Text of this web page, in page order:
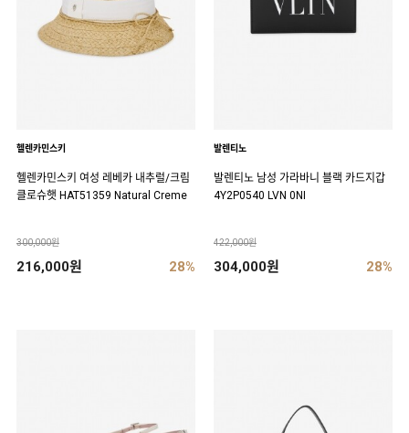
헬렌카민스키
헬렌카민스키 여성 레베카 내추럴/크림
클로슈햇 HAT51359 Natural Creme
300,000원
216,000원 28%
발렌티노
발렌티노 남성 가라바니 블랙 카드지갑
4Y2P0540 LVN 0NI
422,000원
304,000원 28%